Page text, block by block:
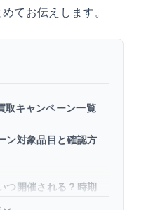
てお伝えします。
取キャンペーン一覧
ン対象品目と確認方
つ開催される？時期